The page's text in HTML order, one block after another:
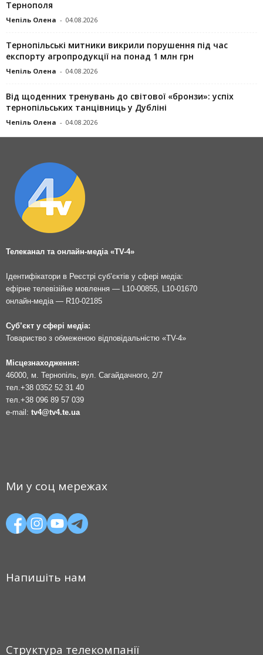
Тернополя
Чепіль Олена - 04.08.2026
Тернопільські митники викрили порушення під час
експорту агропродукції на понад 1 млн грн
Чепіль Олена - 04.08.2026
Від щоденних тренувань до світової «бронзи»: успіх
тернопільських танцівниць у Дубліні
Чепіль Олена - 04.08.2026
Телеканал та онлайн-медіа «TV-4»
Ідентифікатори в Реєстрі суб’єктів у сфері медіа:
ефірне телевізійне мовлення — L10-00855, L10-01670
онлайн-медіа — R10-02185
Суб’єкт у сфері медіа:
Товариство з обмеженою відповідальністю «TV-4»
Місцезнаходження:
46000, м. Тернопіль, вул. Сагайдачного, 2/7
тел.+38 0352 52 31 40
тел.+38 096 89 57 039
e-mail: tv4@tv4.te.ua
Ми у соц мережах
Напишіть нам
Структура телекомпанії